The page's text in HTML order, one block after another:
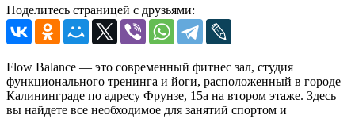
Поделитесь страницей с друзьями:
Flow Balance — это современный фитнес зал, студия
функционального тренинга и йоги, расположенный в городе
Калининграде по адресу Фрунзе, 15а на втором этаже. Здесь
вы найдете все необходимое для занятий спортом и